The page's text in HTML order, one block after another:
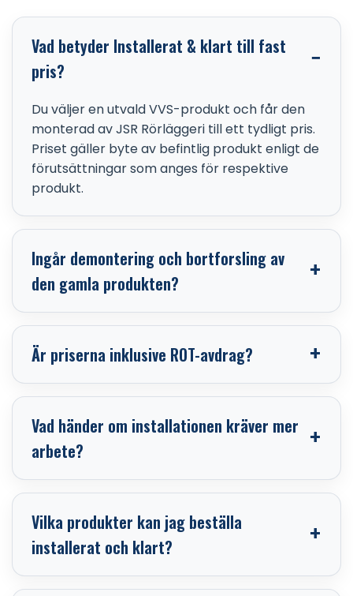
Vad betyder Installerat & klart till fast
pris?
Du väljer en utvald VVS-produkt och får den
monterad av JSR Rörläggeri till ett tydligt pris.
Priset gäller byte av befintlig produkt enligt de
förutsättningar som anges för respektive
produkt.
Ingår demontering och bortforsling av
den gamla produkten?
Är priserna inklusive ROT-avdrag?
Vad händer om installationen kräver mer
arbete?
Vilka produkter kan jag beställa
installerat och klart?